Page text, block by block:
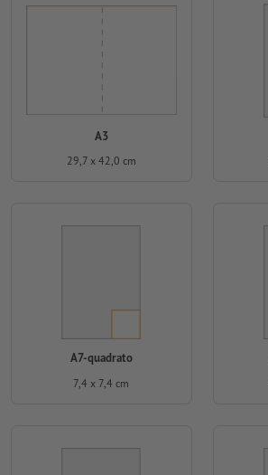
A3
29,7 x 42,0 cm
A7-quadrato
7,4 x 7,4 cm